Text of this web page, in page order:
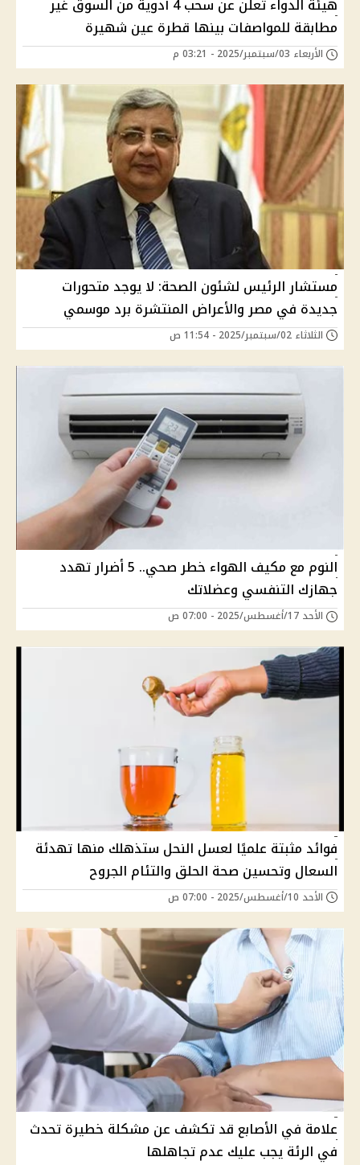
هيئة الدواء تعلن عن سحب 4 أدوية من السوق غير
مطابقة للمواصفات بينها قطرة عين شهيرة
الأربعاء 03/سبتمبر/2025 - 03:21 م
مستشار الرئيس لشئون الصحة: لا يوجد متحورات
جديدة في مصر والأعراض المنتشرة برد موسمي
الثلاثاء 02/سبتمبر/2025 - 11:54 ص
النوم مع مكيف الهواء خطر صحي.. 5 أضرار تهدد
جهازك التنفسي وعضلاتك
الأحد 17/أغسطس/2025 - 07:00 ص
فوائد مثبتة علميًا لعسل النحل ستذهلك منها تهدئة
السعال وتحسين صحة الحلق والتئام الجروح
الأحد 10/أغسطس/2025 - 07:00 ص
علامة في الأصابع قد تكشف عن مشكلة خطيرة تحدث
في الرئة يجب عليك عدم تجاهلها